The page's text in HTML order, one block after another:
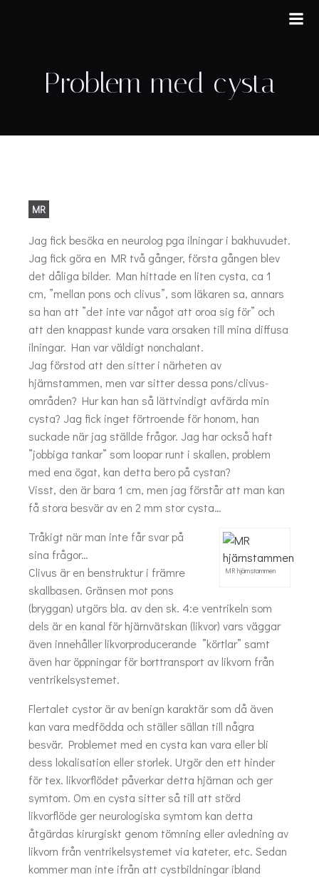
Problem med cysta
MR
Jag fick besöka en neurolog pga ilningar i bakhuvudet.
Jag fick göra en MR två gånger, första gången blev
det dåliga bilder. Man hittade en liten cysta, ca 1
cm, ”mellan pons och clivus”, som läkaren sa, annars
sa han att ”det inte var något att oroa sig för” och
att den knappast kunde vara orsaken till mina diffusa
ilningar. Han var väldigt nonchalant.
Jag förstod att den sitter i närheten av
hjärnstammen, men var sitter dessa pons/clivus-
områden? Hur kan han så lättvindigt avfärda min
cysta? Jag fick inget förtroende för honom, han
suckade när jag ställde frågor. Jag har också haft
”jobbiga tankar” som loopar runt i skallen, problem
med ena ögat, kan detta bero på cystan?
Visst, den är bara 1 cm, men jag förstår att man kan
få stora besvär av en 2 mm stor cysta…
MR hjärnstammen
Tråkigt när man inte får svar på
sina frågor…
Clivus är en benstruktur i främre
skallbasen. Gränsen mot pons
(bryggan) utgörs bla. av den sk. 4:e ventrikeln som
dels är en kanal för hjärnvätskan (likvor) vars väggar
även innehåller likvorproducerande ”körtlar” samt
även har öppningar för borttransport av likvorn från
ventrikelsystemet.
Flertalet cystor är av benign karaktär som då även
kan vara medfödda och ställer sällan till några
besvär. Problemet med en cysta kan vara eller bli
dess lokalisation eller storlek. Utgör den ett hinder
för tex. likvorflödet påverkar detta hjärnan och ger
symtom. Om en cysta sitter så till att störd
likvorflöde ger neurologiska symtom kan detta
åtgärdas kirurgiskt genom tömning eller avledning av
likvorn från ventrikelsystemet via kateter, etc. Sedan
kommer man inte ifrån att cystbildningar ibland